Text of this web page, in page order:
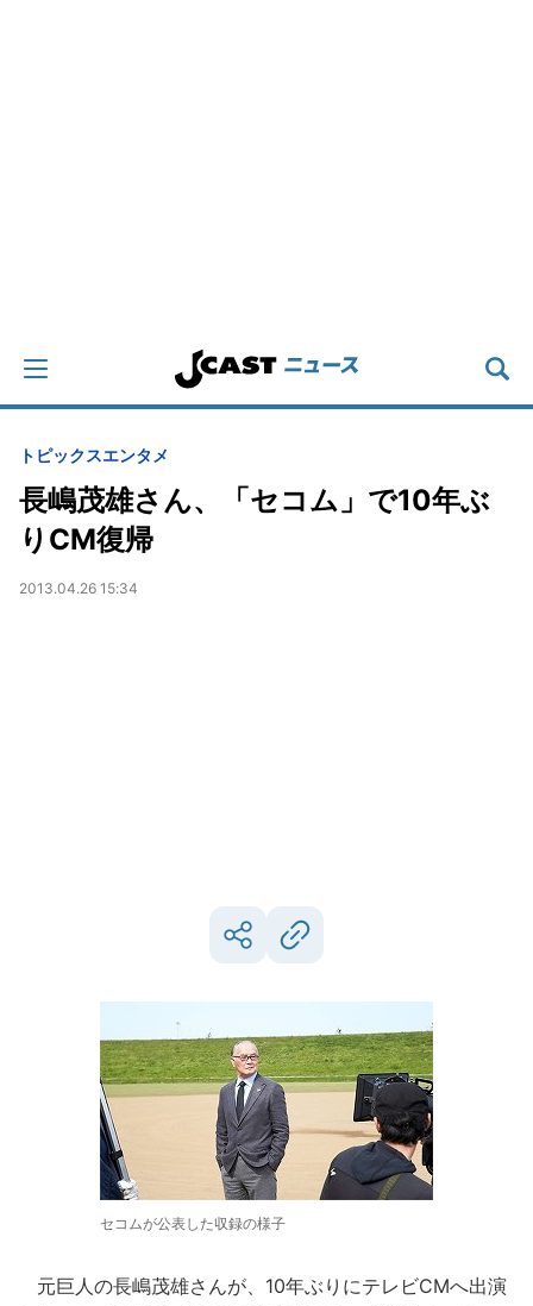
トピックスエンタメ
長嶋茂雄さん、「セコム」で10年ぶ
りCM復帰
2013.04.26 15:34
セコムが公表した収録の様子
元巨人の長嶋茂雄さんが、10年ぶりにテレビCMへ出演